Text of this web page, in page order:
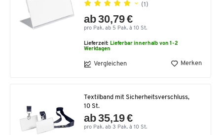
(1)
ab 30,79 €
pro Pak. ab 5 Pak. à 10 St.
Lieferzeit: Lieferbar innerhalb von 1-2
Werktagen
Vergleichen Merken
Textilband mit Sicherheitsverschluss,
10 St.
ab 35,19 €
pro Pak. ab 3 Pak. à 10 St.